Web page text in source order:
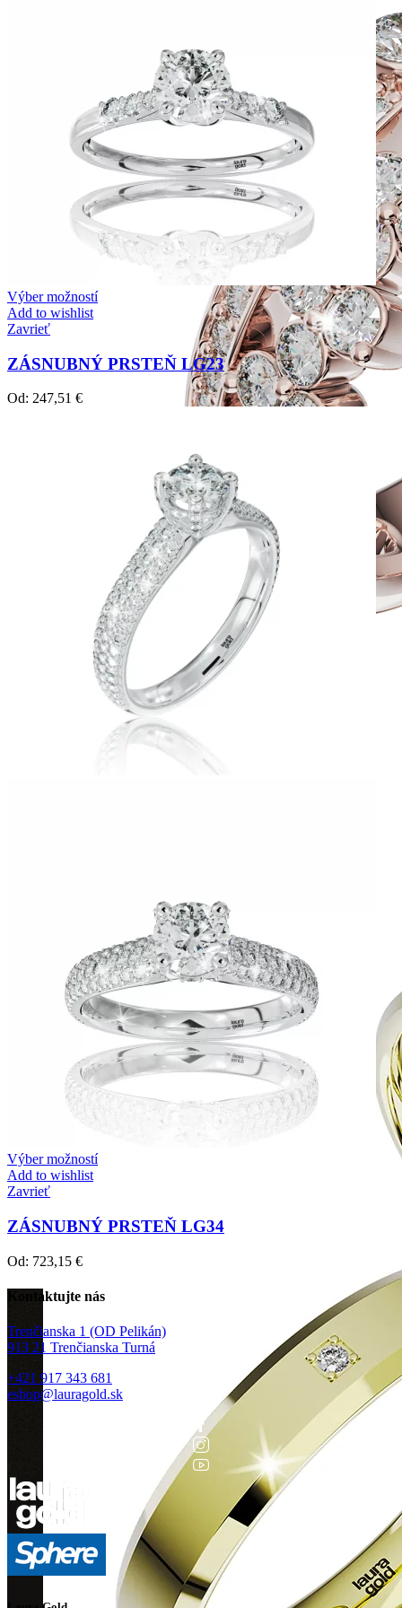
Výber možností
Add to wishlist
Zavrieť
ZÁSNUBNÝ PRSTEŇ LG23
Od: 247,51 €
Výber možností
Add to wishlist
Zavrieť
ZÁSNUBNÝ PRSTEŇ LG34
Od: 723,15 €
Kontaktujte nás
Trenčianska 1 (OD Pelikán)
913 21 Trenčianska Turná
+421 917 343 681
eshop@lauragold.sk